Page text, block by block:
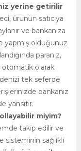
yerine getirilir
ürünün satıcıya
ve bankanıza
yapmış olduğunuz
paranız,
otomatik olarak
tek seferde
bankanız
yansıtır.
miyim?
takip edilir ve
sisteminin sağlıklı